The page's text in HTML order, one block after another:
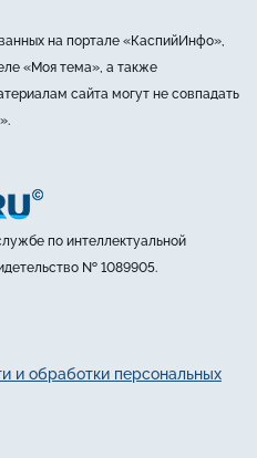
на портале «КаспийИнфо»,
«Моя тема», а также
сайта могут не совпадать
по интеллектуальной
№ 1089905.
и обработки персональных